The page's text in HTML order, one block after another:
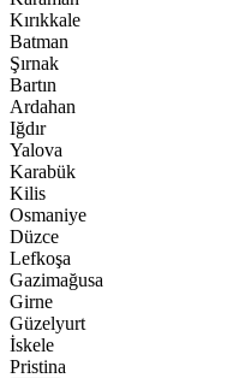
Kırıkkale
Batman
Şırnak
Bartın
Ardahan
Iğdır
Yalova
Karabük
Kilis
Osmaniye
Düzce
Lefkoşa
Gazimağusa
Girne
Güzelyurt
İskele
Pristina